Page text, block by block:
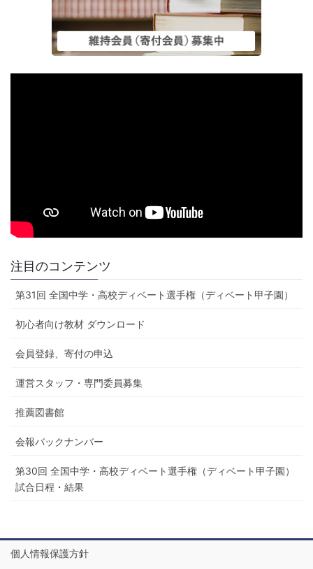
注目のコンテンツ
第31回 全国中学・高校ディベート選手権（ディベート甲子園）
初心者向け教材 ダウンロード
会員登録、寄付の申込
運営スタッフ・専門委員募集
推薦図書館
会報バックナンバー
第30回 全国中学・高校ディベート選手権（ディベート甲子園）
試合日程・結果
個人情報保護方針